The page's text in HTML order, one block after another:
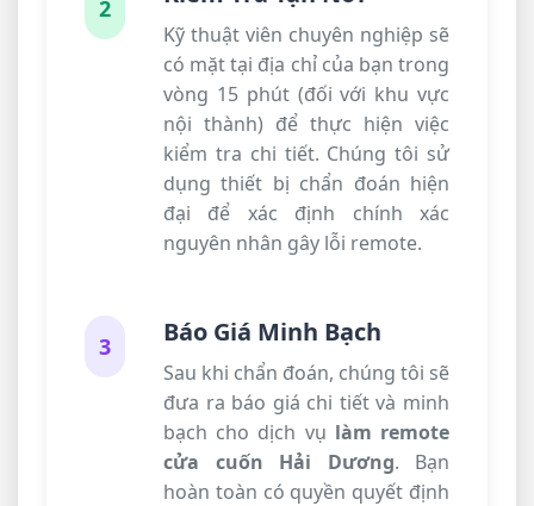
2
Kỹ thuật viên chuyên nghiệp sẽ
có mặt tại địa chỉ của bạn trong
vòng 15 phút (đối với khu vực
nội thành) để thực hiện việc
kiểm tra chi tiết. Chúng tôi sử
dụng thiết bị chẩn đoán hiện
đại để xác định chính xác
nguyên nhân gây lỗi remote.
3 Báo Giá Minh Bạch
Sau khi chẩn đoán, chúng tôi sẽ
đưa ra báo giá chi tiết và minh
bạch cho dịch vụ làm remote
cửa cuốn Hải Dương. Bạn
hoàn toàn có quyền quyết định